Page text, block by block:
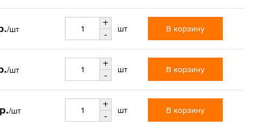
/шт
+
-
шт В корзину
/шт
+
-
шт В корзину
/шт
+
-
шт В корзину